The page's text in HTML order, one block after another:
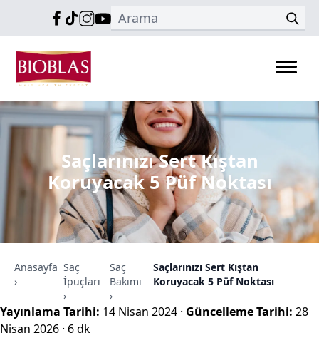
Saçlarınızı Sert Kıştan
Koruyacak 5 Püf Noktası
Anasayfa
›
Saç
İpuçları
›
Saç
Bakımı
›
Saçlarınızı Sert Kıştan
Koruyacak 5 Püf Noktası
Yayınlama Tarihi: 14 Nisan 2024 · Güncelleme Tarihi: 28
Nisan 2026 · 6 dk